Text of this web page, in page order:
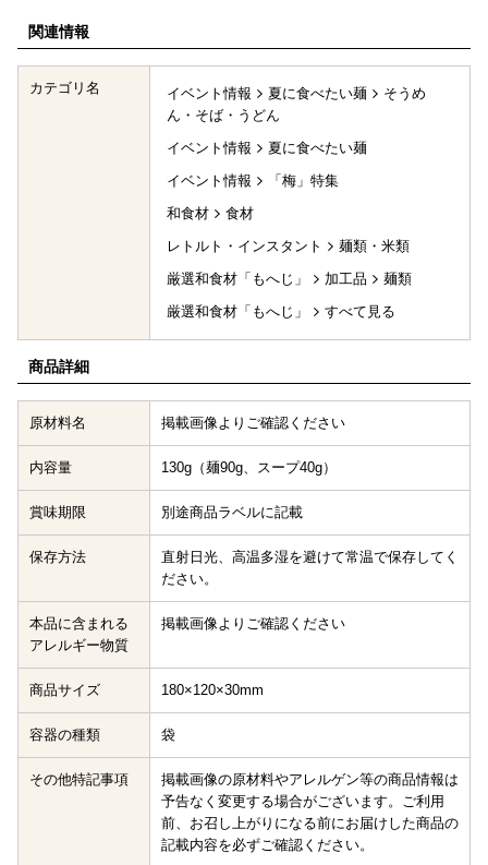
関連情報
カテゴリ名 イベント情報 夏に食べたい麺
そうめ
ん・そば・うどん
イベント情報
夏に食べたい麺
イベント情報
「梅」特集
和食材
食材
レトルト・インスタント
麺類・米類
厳選和食材「もへじ」
加工品
麺類
厳選和食材「もへじ」
すべて見る
商品詳細
原材料名 掲載画像よりご確認ください
内容量 130g（麺90g、スープ40g）
賞味期限 別途商品ラベルに記載
保存方法
直射日光、高温多湿を避けて常温で保存してく
ださい。
本品に含まれる
アレルギー物質
掲載画像よりご確認ください
商品サイズ 180×120×30mm
容器の種類 袋
その他特記事項
掲載画像の原材料やアレルゲン等の商品情報は
予告なく変更する場合がございます。ご利用
前、お召し上がりになる前にお届けした商品の
記載内容を必ずご確認ください。